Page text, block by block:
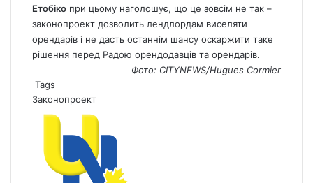
Етобіко при цьому наголошує, що це зовсім не так –
законопроект дозволить лендлордам виселяти
орендарів і не дасть останнім шансу оскаржити таке
рішення перед Радою орендодавців та орендарів.
Фото: CITYNEWS/Hugues Cormier
Tags
Законопроект